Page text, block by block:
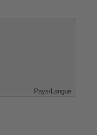
Pays/Langue